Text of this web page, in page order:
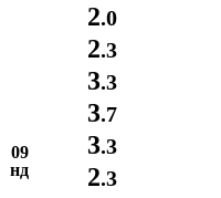
2.0
09
нд
2.3
3.3
3.7
3.3
2.3